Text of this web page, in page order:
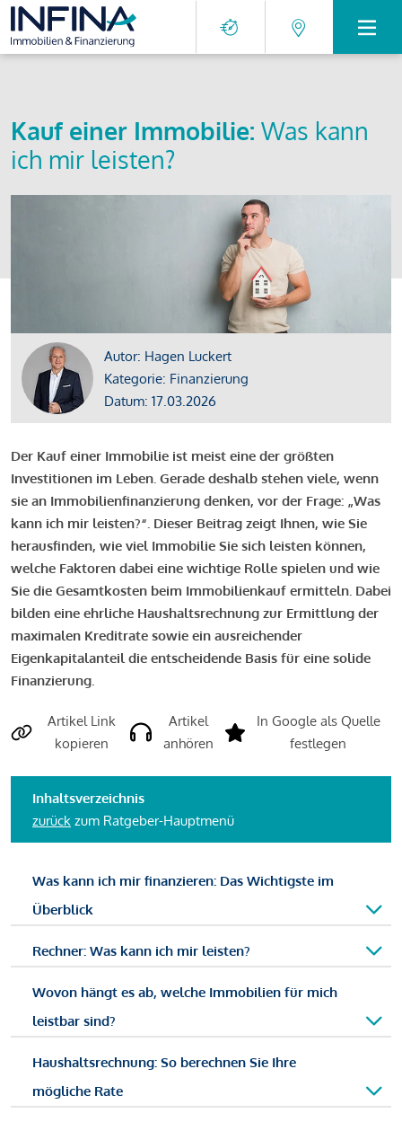
Kauf einer Immobilie: Was kann
ich mir leisten?
Autor: Hagen Luckert
Kategorie: Finanzierung
Datum: 17.03.2026
Der Kauf einer Immobilie ist meist eine der größten
Investitionen im Leben. Gerade deshalb stehen viele, wenn
sie an Immobilienfinanzierung denken, vor der Frage: „Was
kann ich mir leisten?“. Dieser Beitrag zeigt Ihnen, wie Sie
herausfinden, wie viel Immobilie Sie sich leisten können,
welche Faktoren dabei eine wichtige Rolle spielen und wie
Sie die Gesamtkosten beim Immobilienkauf ermitteln. Dabei
bilden eine ehrliche Haushaltsrechnung zur Ermittlung der
maximalen Kreditrate sowie ein ausreichender
Eigenkapitalanteil die entscheidende Basis für eine solide
Finanzierung.
Artikel Link
kopieren
Artikel
anhören
In Google als Quelle
festlegen
Inhaltsverzeichnis
zurück zum Ratgeber-Hauptmenü
Was kann ich mir finanzieren: Das Wichtigste im
Überblick
Rechner: Was kann ich mir leisten?
Wovon hängt es ab, welche Immobilien für mich
leistbar sind?
Haushaltsrechnung: So berechnen Sie Ihre
mögliche Rate